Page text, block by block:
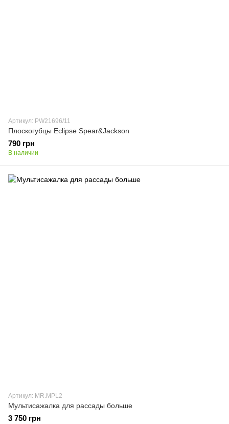
Артикул: PW21696/11
Плоскогубцы Eclipse Spear&Jackson
790 грн
В наличии
Артикул: MR.MPL2
Мультисажалка для рассады больше
3 750 грн